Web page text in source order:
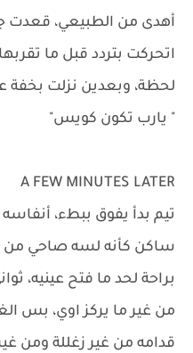
أهدى من الطبيعي، قعدت
اتحركت بتردد قبل ما
لحظة، وبعدين نزلت
" يارب تكون كويس"
A FEW MINUTES LATER
تيم بدأ يفوق ببطء،
ساكن كأنه لسه صاحي من
براحة لحد ما فتح عينيه،
من غير ما يركز اوي، بس
قدامه من غير زغللة ومن